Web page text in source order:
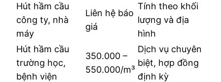
Hút hầm cầu
công ty, nhà
máy
Liên hệ báo
giá
Tính theo khối
lượng và địa
hình
Hút hầm cầu
trường học,
bệnh viện
350.000 –
550.000/m³
Dịch vụ chuyên
biệt, hợp đồng
định kỳ